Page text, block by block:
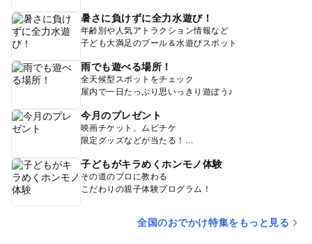
暑さに負けずに全力水遊び！
年齢別や人気アトラクション情報など
子ども大満足のプール＆水遊びスポット
雨でも遊べる場所！
全天候型スポットをチェック
屋内で一日たっぷり思いっきり遊ぼう♪
今月のプレゼント
映画チケット、ムビチケ
限定グッズなどが当たる！
子どもがキラめくホンモノ体験
その道のプロに教わる
こだわりの親子体験プログラム！
全国のおでかけ特集をもっと見る